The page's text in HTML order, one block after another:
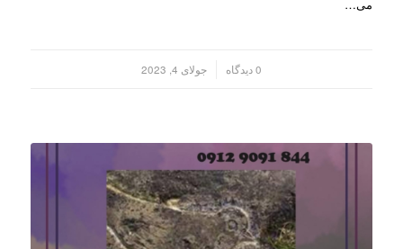
می…
0 دیدگاه جولای 4, 2023